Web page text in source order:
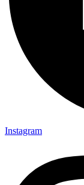
Instagram